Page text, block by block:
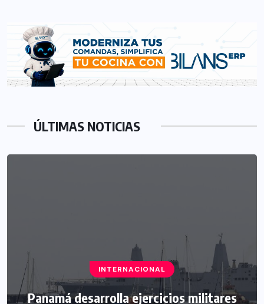
ÚLTIMAS NOTICIAS
INTERNACIONAL
Panamá desarrolla ejercicios militares